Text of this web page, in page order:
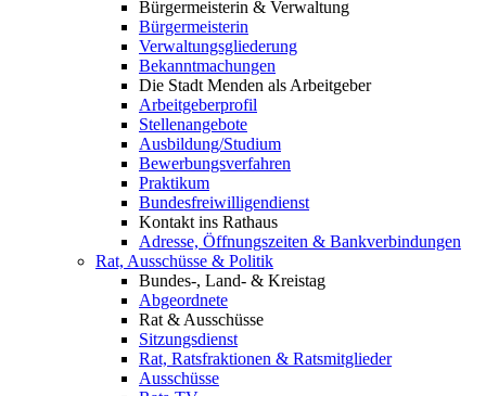
Bürgermeisterin & Verwaltung
Bürgermeisterin
Verwaltungsgliederung
Bekanntmachungen
Die Stadt Menden als Arbeitgeber
Arbeitgeberprofil
Stellenangebote
Ausbildung/Studium
Bewerbungsverfahren
Praktikum
Bundesfreiwilligendienst
Kontakt ins Rathaus
Adresse, Öffnungszeiten & Bankverbindungen
Rat, Ausschüsse & Politik
Bundes-, Land- & Kreistag
Abgeordnete
Rat & Ausschüsse
Sitzungsdienst
Rat, Ratsfraktionen & Ratsmitglieder
Ausschüsse